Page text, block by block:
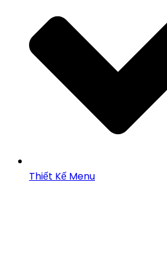
Thiết Kế Menu